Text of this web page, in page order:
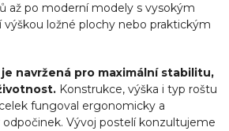
až po moderní modely s vysokým
výškou ložné plochy nebo praktickým
je navržená pro maximální stabilitu,
Konstrukce, výška i typ roštu
fungoval ergonomicky a
Vývoj postelí konzultujeme